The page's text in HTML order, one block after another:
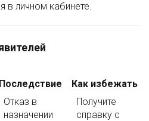
в личном кабинете.
Последствие
Как избежать
Отказ в
назначении
Получите
справку с